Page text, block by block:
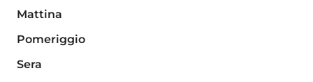
Mattina
Pomeriggio
Sera